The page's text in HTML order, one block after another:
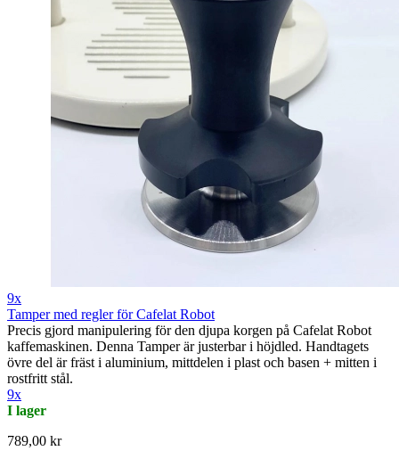
9x
Tamper med regler för Cafelat Robot
Precis gjord manipulering för den djupa korgen på Cafelat Robot
kaffemaskinen. Denna Tamper är justerbar i höjdled. Handtagets
övre del är fräst i aluminium, mittdelen i plast och basen + mitten i
rostfritt stål.
9x
I lager
789,00 kr